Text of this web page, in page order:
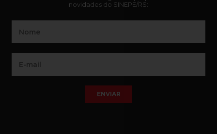
novidades do SINEPE/RS:
ENVIAR